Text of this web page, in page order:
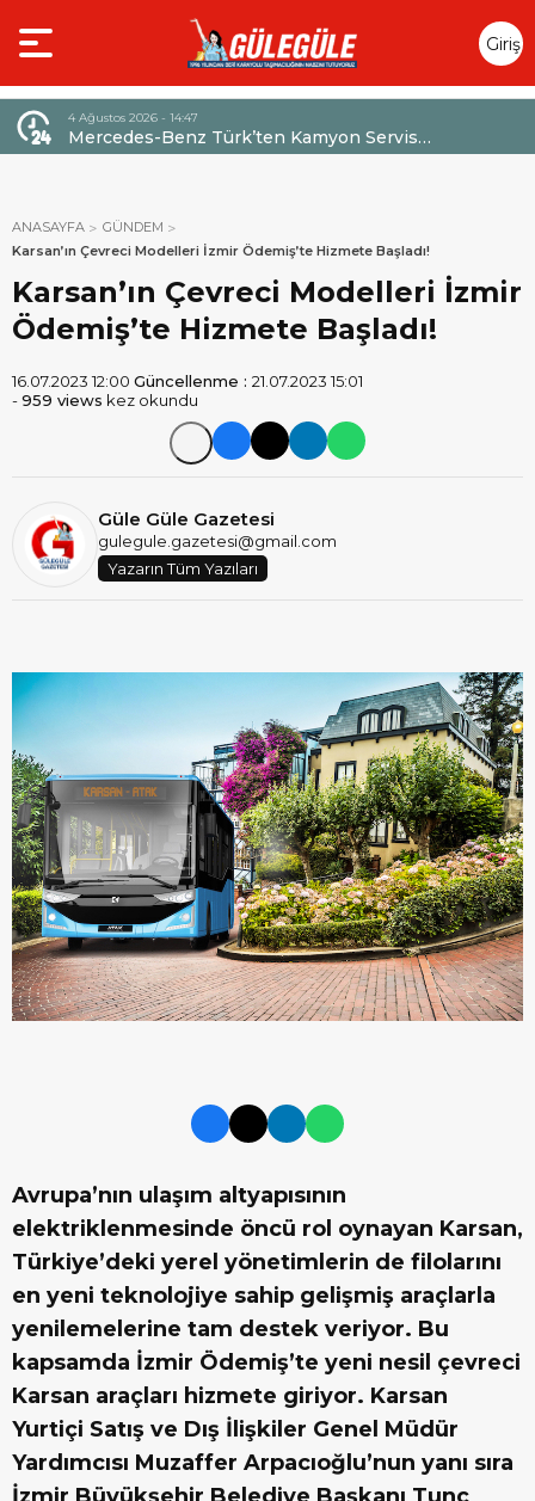
Giriş
Yap
4 Ağustos 2026 - 14:47
Mercedes-Benz Türk’ten Kamyon Servis
Sözleşmelerinde 36 Aya Varan Taksit İmkânı
ANASAYFA
GÜNDEM
Karsan’ın Çevreci Modelleri İzmir Ödemiş’te Hizmete Başladı!
Karsan’ın Çevreci Modelleri İzmir
Ödemiş’te Hizmete Başladı!
16.07.2023 12:00 Güncellenme : 21.07.2023 15:01
-959 views kez okundu
Güle Güle Gazetesi
gulegule.gazetesi@gmail.com
Yazarın Tüm Yazıları
Avrupa’nın ulaşım altyapısının
elektriklenmesinde öncü rol oynayan Karsan,
Türkiye’deki yerel yönetimlerin de filolarını
en yeni teknolojiye sahip gelişmiş araçlarla
yenilemelerine tam destek veriyor. Bu
kapsamda İzmir Ödemiş’te yeni nesil çevreci
Karsan araçları hizmete giriyor. Karsan
Yurtiçi Satış ve Dış İlişkiler Genel Müdür
Yardımcısı Muzaffer Arpacıoğlu’nun yanı sıra